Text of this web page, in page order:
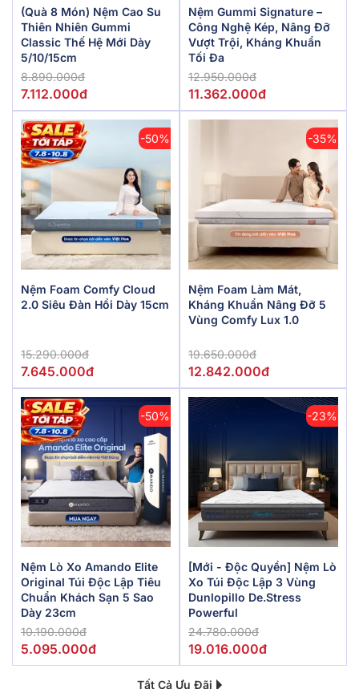
(Quà 8 Món) Nệm Cao Su
Thiên Nhiên Gummi
Classic Thế Hệ Mới Dày
5/10/15cm
8.890.000đ
7.112.000đ
Nệm Gummi Signature –
Công Nghệ Kép, Nâng Đỡ
Vượt Trội, Kháng Khuẩn
Tối Đa
12.950.000đ
11.362.000đ
-50%
Nệm Foam Comfy Cloud
2.0 Siêu Đàn Hồi Dày 15cm
15.290.000đ
7.645.000đ
-35%
Nệm Foam Làm Mát,
Kháng Khuẩn Nâng Đỡ 5
Vùng Comfy Lux 1.0
19.650.000đ
12.842.000đ
-50%
Nệm Lò Xo Amando Elite
Original Túi Độc Lập Tiêu
Chuẩn Khách Sạn 5 Sao
Dày 23cm
10.190.000đ
5.095.000đ
-23%
[Mới - Độc Quyền] Nệm Lò
Xo Túi Độc Lập 3 Vùng
Dunlopillo De.Stress
Powerful
24.780.000đ
19.016.000đ
Tất Cả Ưu Đãi